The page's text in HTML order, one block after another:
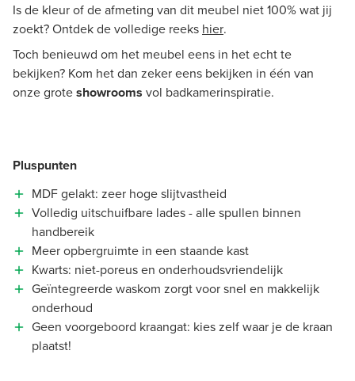
Is de kleur of de afmeting van dit meubel niet 100% wat jij
zoekt? Ontdek de volledige reeks hier.
Toch benieuwd om het meubel eens in het echt te
bekijken? Kom het dan zeker eens bekijken in één van
onze groteshowrooms vol badkamerinspiratie.
Pluspunten
MDF gelakt: zeer hoge slijtvastheid
Volledig uitschuifbare lades - alle spullen binnen
handbereik
Meer opbergruimte in een staande kast
Kwarts: niet-poreus en onderhoudsvriendelijk
Geïntegreerde waskom zorgt voor snel en makkelijk
onderhoud
Geen voorgeboord kraangat: kies zelf waar je de kraan
plaatst!